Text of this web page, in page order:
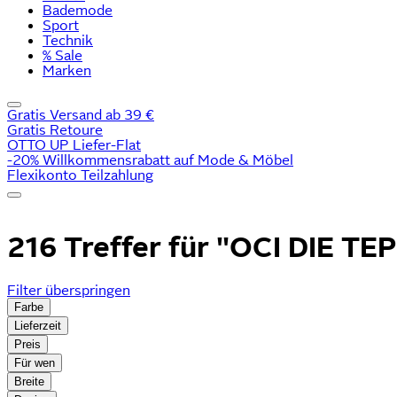
Bademode
Sport
Technik
% Sale
Marken
Gratis Versand ab 39 €
Gratis Retoure
OTTO UP Liefer-Flat
-20% Willkommensrabatt auf Mode & Möbel
Flexikonto Teilzahlung
216 Treffer für "OCI DIE
Filter überspringen
Farbe
Lieferzeit
Preis
Für wen
Breite